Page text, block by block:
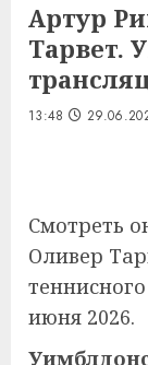
Артур
Тарвет.
13:48
Смотреть
Оливер
июня 2026.